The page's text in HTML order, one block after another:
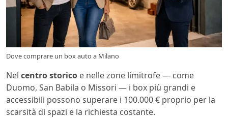
Dove comprare un box auto a Milano
Nel centro storico e nelle zone limitrofe — come
Duomo, San Babila o Missori — i box più grandi e
accessibili possono superare i 100.000 € proprio per la
scarsità di spazi e la richiesta costante.